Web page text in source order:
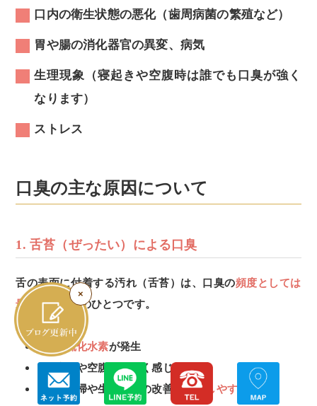
口内の衛生状態の悪化（歯周病菌の繁殖など）
胃や腸の消化器官の異変、病気
生理現象（寝起きや空腹時は誰でも口臭が強く
なります）
ストレス
口臭の主な原因について
1. 舌苔（ぜったい）による口臭
舌の表面に付着する汚れ（舌苔）は、口臭の頻度としては
最も多い原因のひとつです。
【特徴】
硫化水素が発生
起床時や空腹時に強く感じやすい
舌の清掃や生活習慣の改善で改善しやすい
×